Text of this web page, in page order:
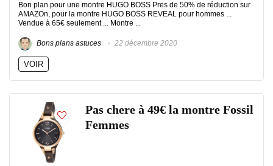
Bon plan pour une montre HUGO BOSS Pres de 50% de réduction sur
AMAZOn, pour la montre HUGO BOSS REVEAL pour hommes ...
Vendue à 65€ seulement ... Montre ...
Bons plans astuces 22 décembre 2020
VOIR
Pas chere à 49€ la montre Fossil
Femmes